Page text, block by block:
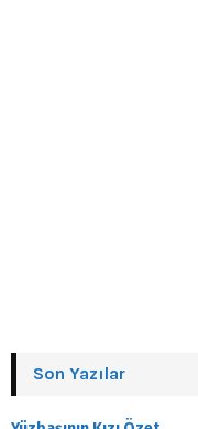
Son Yazılar